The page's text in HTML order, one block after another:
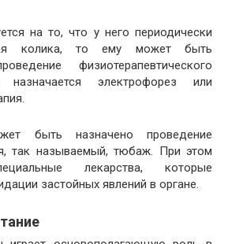
на то, что у него периодически
колика, то ему может быть
физиотерапевтического
электрофорез или
быть назначено проведение
так называемый, тюбаж. При этом
лекарства, которые
застойных явлений в органе.